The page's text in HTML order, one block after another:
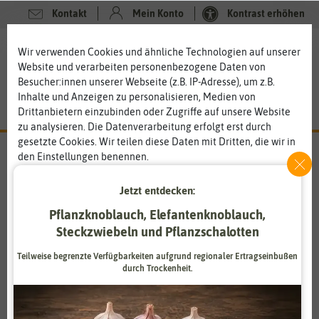
Kontakt Mein Konto Kontrast erhöhen
Niederländische Topqualität
Seit den frühen 90er Jahren ist Bionova alsHersteller von
Premium Düngern, Substraten und Zusatzstoffen
weltweit
bekannt. Für eine gleichbleibend hohe Qualität schöpfen sie
Außerdem testen sie ihre Produkte auch in der Praxis und
entwickeln sie stetig weiter, um die Wirkung der
Wir verwenden Cookies und ähnliche Technologien auf unserer
Website und verarbeiten personenbezogene Daten von
Besucher:innen unserer Webseite (z.B. IP-Adresse), um z.B.
Inhalte und Anzeigen zu personalisieren, Medien von
Drittanbietern einzubinden oder Zugriffe auf unsere Website
zu analysieren. Die Datenverarbeitung erfolgt erst durch
gesetzte Cookies. Wir teilen diese Daten mit Dritten, die wir in
den Einstellungen benennen.
eines berechtigten Interesses erfolgen. Die Zustimmung kann
einzuwilligen und die Einwilligung zu einem späteren
Zeitpunkt zu ändern oder zu widerrufen. Weitere
den Diensten erklären wir in unsererDaten­schutz­erklärung.
Essenziell Statistik
Jetzt entdecken:
Pflanzknoblauch, Elefantenknoblauch,
Steckzwiebeln und Pflanzschalotten
Teilweise begrenzte Verfügbarkeiten aufgrund regionaler Ertragseinbußen
durch Trockenheit.